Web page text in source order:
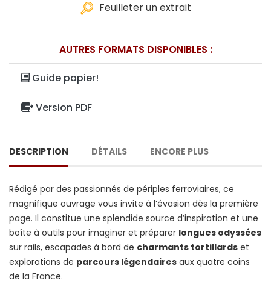
Feuilleter un extrait
AUTRES FORMATS DISPONIBLES :
Guide papier!
Version PDF
DESCRIPTION DÉTAILS ENCORE PLUS
Rédigé par des passionnés de périples ferroviaires, ce
magnifique ouvrage vous invite à l’évasion dès la première
page. Il constitue une splendide source d’inspiration et une
boîte à outils pour imaginer et préparer longues odyssées
sur rails, escapades à bord de charmants tortillards et
explorations de parcours légendaires aux quatre coins
de la France.